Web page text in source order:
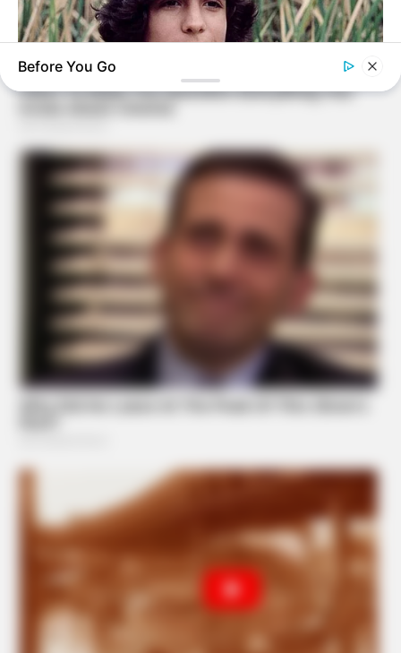
Remember Albert? You Better Sit Down Before You See Him
Today
What Engineers Found At Rushmore Changes History
Before You Go